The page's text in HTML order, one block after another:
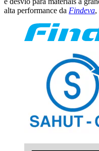
alta performance da Findeva,